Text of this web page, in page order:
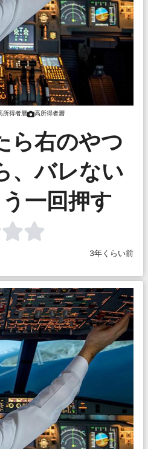
所得者層 高所得者層
ら右のやつ
、バレない
一回押す
3年くらい前